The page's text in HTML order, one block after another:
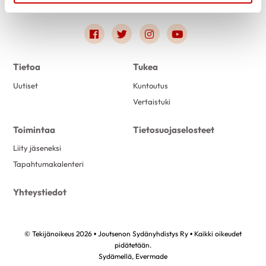
Link to facebook
Link to twitter
Link to instagram
Link to youtube
Tietoa
Uutiset
Tukea
Kuntoutus
Vertaistuki
Toimintaa
Liity jäseneksi
Tapahtumakalenteri
Tietosuojaselosteet
Yhteystiedot
© Tekijänoikeus 2026 • Joutsenon Sydänyhdistys Ry • Kaikki oikeudet
pidätetään.
Sydämellä, Evermade